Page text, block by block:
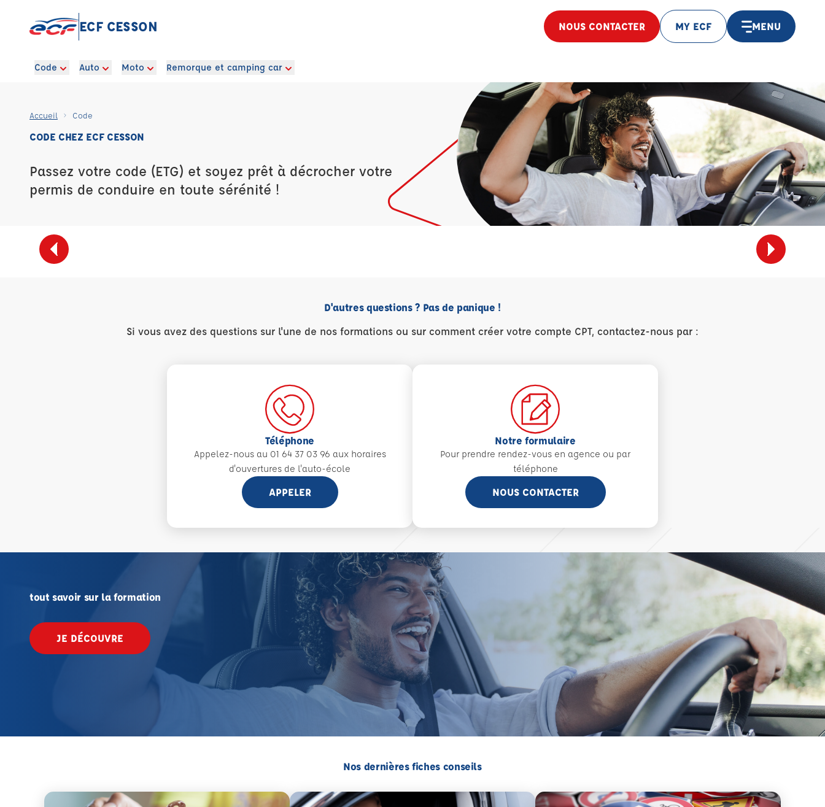
ECF CESSON NOUS CONTACTER MY ECF MENU
Code Auto Moto Remorque et camping car
Accueil Code
CODE CHEZ ECF CESSON
Passez votre code (ETG) et soyez prêt à décrocher votre
permis de conduire en toute sérénité !
D'autres questions ? Pas de panique !
Si vous avez des questions sur l'une de nos formations ou sur comment créer votre compte CPT, contactez-nous par :
Téléphone
Appelez-nous au 01 64 37 03 96 aux horaires
d'ouvertures de l'auto-école
APPELER
Notre formulaire
Pour prendre rendez-vous en agence ou par
téléphone
NOUS CONTACTER
tout savoir sur la formation
JE DÉCOUVRE
Nos dernières fiches conseils